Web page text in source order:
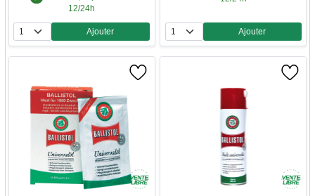
12/24h
Quantité
Ajouter
Quantité
Ajouter